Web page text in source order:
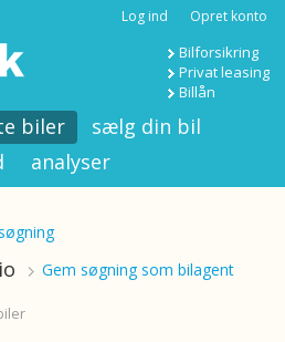
Log ind Opret konto
Bilforsikring
Privat leasing
Billån
biler
sælg din bil
analyser
Gem søgning som bilagent